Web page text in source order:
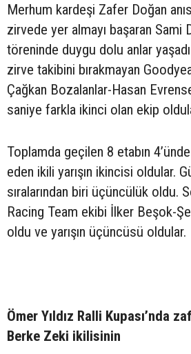
Merhum kardeşi Zafer Doğan
zirvede yer almayı başaran Sami
töreninde duygu dolu anlar
zirve takibini bırakmayan
Çağkan Bozalanlar-Hasan
saniye farkla ikinci olan ekip
Toplamda geçilen 8 etabın
eden ikili yarışın ikincisi oldular.
sıralarından biri üçüncülük oldu.
Racing Team ekibi İlker Beşok-
oldu ve yarışın üçüncüsü oldular.
Ömer Yıldız Ralli Kupası’nda
Berke Zeki ikilisinin